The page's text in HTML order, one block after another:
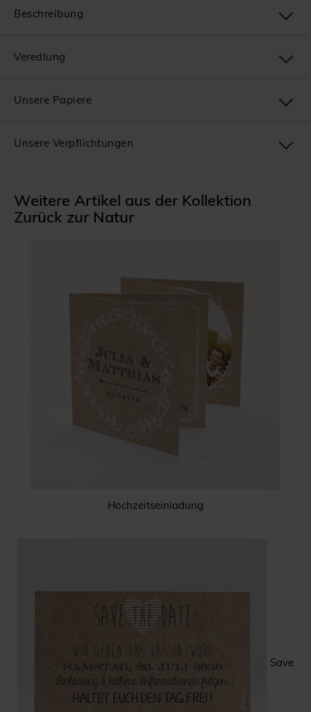
Weitere Artikel aus der Kollektion
Zurück zur Natur
Hochzeitseinladung
Save
Beschreibung
Veredlung
Unsere Papiere
Unsere Verpflichtungen